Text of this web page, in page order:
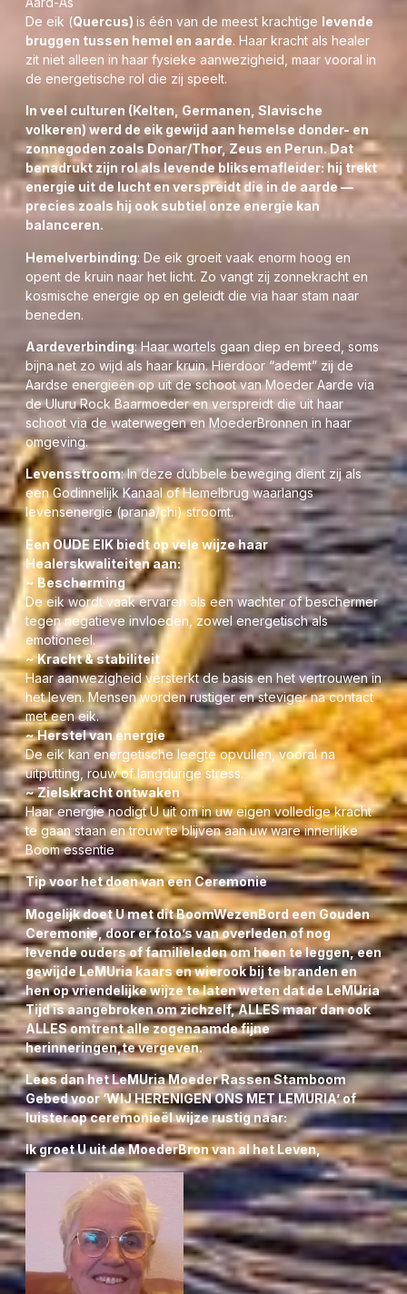
De eik (Quercus) is één van de meest krachtige levende
bruggen tussen hemel en aarde. Haar kracht als healer
zit niet alleen in haar fysieke aanwezigheid, maar vooral in
de energetische rol die zij speelt.
In veel culturen (Kelten, Germanen, Slavische
volkeren) werd de eik gewijd aan hemelse donder- en
zonnegoden zoals Donar/Thor, Zeus en Perun. Dat
benadrukt zijn rol als levende bliksemafleider: hij trekt
energie uit de lucht en verspreidt die in de aarde —
precies zoals hij ook subtiel onze energie kan
balanceren.
Hemelverbinding: De eik groeit vaak enorm hoog en
opent de kruin naar het licht. Zo vangt zij zonnekracht en
kosmische energie op en geleidt die via haar stam naar
beneden.
Aardeverbinding: Haar wortels gaan diep en breed, soms
bijna net zo wijd als haar kruin. Hierdoor “ademt” zij de
Aardse energieën op uit de schoot van Moeder Aarde via
de Uluru Rock Baarmoeder en verspreidt die uit haar
schoot via de waterwegen en MoederBronnen in haar
omgeving.
Levensstroom: In deze dubbele beweging dient zij als
een Godinnelijk Kanaal of Hemelbrug waarlangs
levensenergie (prana/chi) stroomt.
Een OUDE EIK biedt op vele wijze haar
Healerskwaliteiten aan:
~ Bescherming
De eik wordt vaak ervaren als een wachter of beschermer
tegen negatieve invloeden, zowel energetisch als
emotioneel.
~ Kracht & stabiliteit
Haar aanwezigheid versterkt de basis en het vertrouwen in
het leven. Mensen worden rustiger en steviger na contact
met een eik.
~ Herstel van energie
De eik kan energetische leegte opvullen, vooral na
uitputting, rouw of langdurige stress.
~ Zielskracht ontwaken
Haar energie nodigt U uit om in uw eigen volledige kracht
te gaan staan en trouw te blijven aan uw ware innerlijke
Boom essentie
Tip voor het doen van een Ceremonie
Mogelijk doet U met dit BoomWezenBord een Gouden
Ceremonie, door er foto’s van overleden of nog
levende ouders of familieleden om heen te leggen, een
gewijde LeMUria kaars en wierook bij te branden en
hen op vriendelijke wijze te laten weten dat de LeMUria
Tijd is aangebroken om zichzelf, ALLES maar dan ook
ALLES omtrent alle zogenaamde fijne
herinneringen,te vergeven.
Lees dan het LeMUria Moeder Rassen Stamboom
Gebed voor ‘WIJ HERENIGEN ONS MET LEMURIA’ of
luister op ceremonieël wijze rustig naar:
Ik groet U uit de MoederBron van al het Leven,